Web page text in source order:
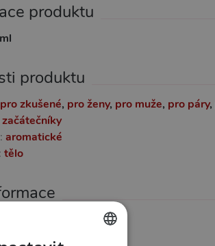
produktu
produktu
pro zkušené, pro ženy, pro muže, pro páry,
aromatické
tělo